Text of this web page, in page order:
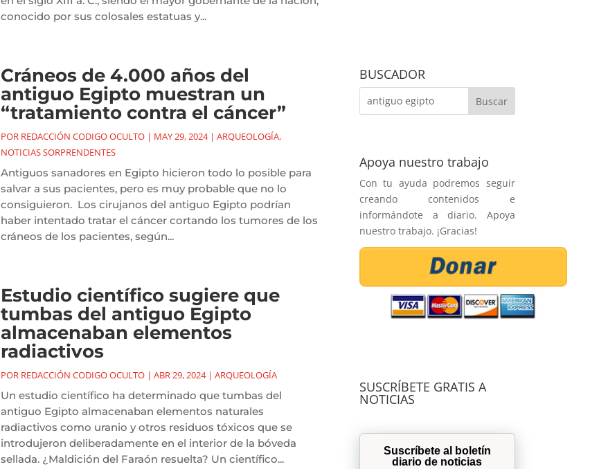
conocido por sus colosales estatuas y...
Cráneos de 4.000 años del
antiguo Egipto muestran un
“tratamiento contra el cáncer”
POR REDACCIÓN CODIGO OCULTO| MAY 29, 2024| ARQUEOLOGÍA,
NOTICIAS SORPRENDENTES
Antiguos sanadores en Egipto hicieron todo lo posible para
salvar a sus pacientes, pero es muy probable que no lo
consiguieron. Los cirujanos del antiguo Egipto podrían
haber intentado tratar el cáncer cortando los tumores de los
cráneos de los pacientes, según...
Estudio científico sugiere que
tumbas del antiguo Egipto
almacenaban elementos
radiactivos
POR REDACCIÓN CODIGO OCULTO| ABR 29, 2024| ARQUEOLOGÍA
Un estudio científico ha determinado que tumbas del
antiguo Egipto almacenaban elementos naturales
radiactivos como uranio y otros residuos tóxicos que se
introdujeron deliberadamente en el interior de la bóveda
sellada. ¿Maldición del Faraón resuelta? Un científico...
BUSCADOR
Apoya nuestro trabajo
Con tu ayuda podremos seguir
creando contenidos e
informándote a diario. Apoya
nuestro trabajo. ¡Gracias!
SUSCRÍBETE GRATIS A
NOTICIAS
Suscríbete al boletín
diario de noticias